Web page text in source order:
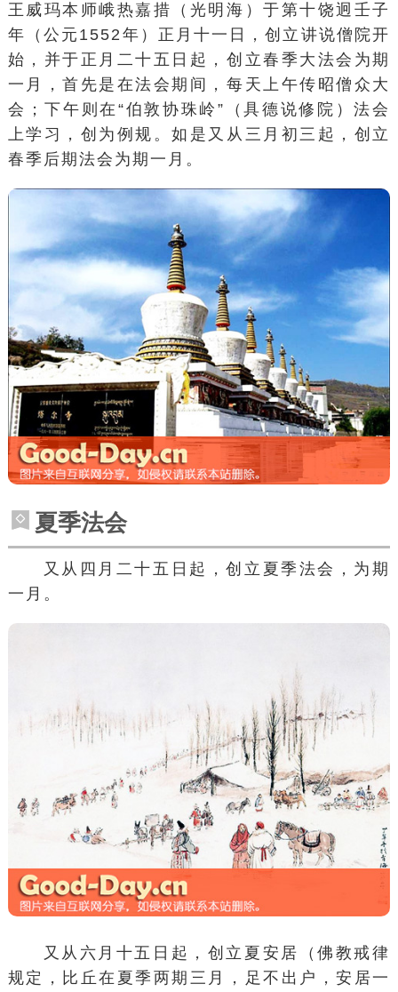
王威玛本师峨热嘉措（光明海）于第十饶迥壬子
年（公元1552年）正月十一日，创立讲说僧院开
始，并于正月二十五日起，创立春季大法会为期
一月，首先是在法会期间，每天上午传昭僧众大
会；下午则在“伯敦协珠岭”（具德说修院）法会
上学习，创为例规。如是又从三月初三起，创立
春季后期法会为期一月。
夏季法会
又从四月二十五日起，创立夏季法会，为期
一月。
又从六月十五日起，创立夏安居（佛教戒律
规定，比丘在夏季两期三月，足不出户，安居一